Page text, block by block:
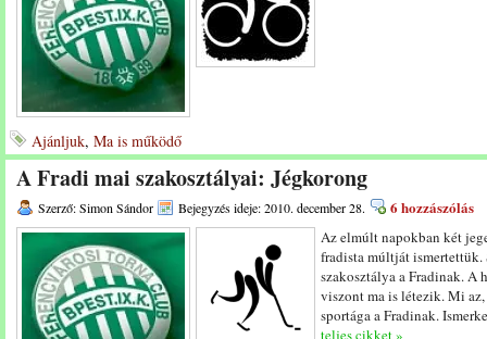
Ajánljuk, Ma is működő
A Fradi mai szakosztályai: Jégkorong
Szerző: Simon Sándor Bejegyzés ideje: 2010. december 28. 6 hozzászólás
Az elmúlt napokban két
fradista múltját
szakosztálya a Fradinak. A
viszont ma is létezik. Mi
sportága a Fradinak.
teljes cikket »